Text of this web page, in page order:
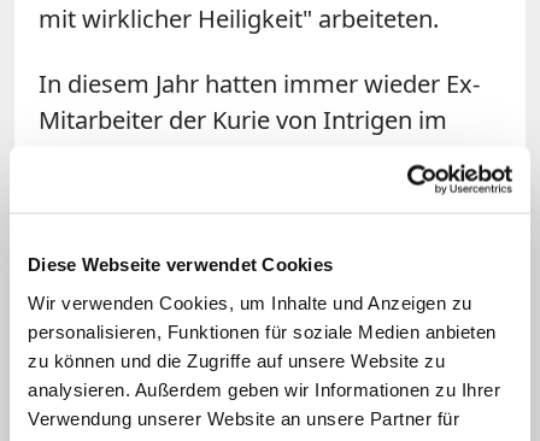
Diese Webseite verwendet Cookies
Wir verwenden Cookies, um Inhalte und Anzeigen zu
personalisieren, Funktionen für soziale Medien anbieten
zu können und die Zugriffe auf unsere Website zu
analysieren. Außerdem geben wir Informationen zu Ihrer
Verwendung unserer Website an unsere Partner für
mit wirklicher Heiligkeit" arbeiteten.
In diesem Jahr hatten immer wieder Ex-
Mitarbeiter der Kurie von Intrigen im
Vatikan berichtet. Es sei sehr wichtig,
diese "unausgeglichene und degenerierte
Gruppen" zu überwinden, "die in
Wirklichkeit ein Krebsgeschwür
darstellen, das zur Selbstbezogenheit
führt", sagte der Papst. Die Mitarbeiter
der Kurie müssten den Willen des